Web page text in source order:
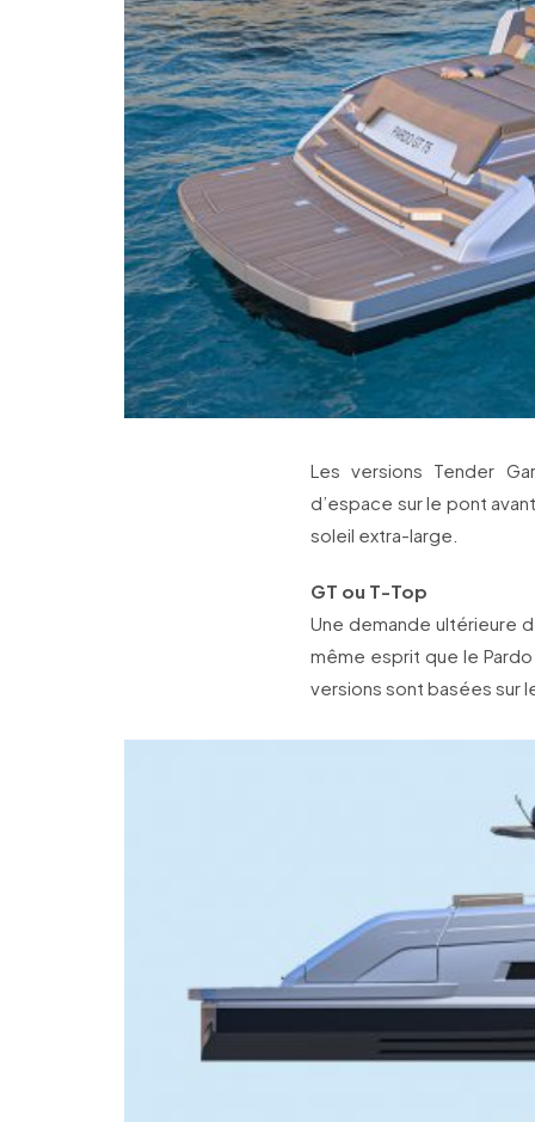
Les versions Tender
d’espace sur le pont
soleil extra-large.
GT ou T-Top
Une demande ultérieure
même esprit que le
versions sont basées sur